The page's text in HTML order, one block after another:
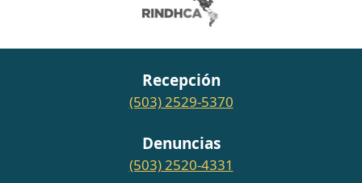
Recepción
(503) 2529-5370
Denuncias
(503) 2520-4331